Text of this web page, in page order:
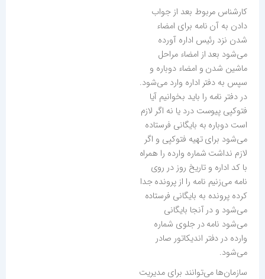
كارشناس مربوط بعد از جواب
دادن به آن نامه برای امضاء
شدن نزد رئیس اداره آورده
می‌شود بعد از امضاء مراحل
ماشین شدن و امضاء دوباره و
سپس به دفتر اداره وارد می‌شود.
در دفتر نامه را باید بخوانیم آیا
فتوكپی پیوست درد یا نه اگر لازم
است دوباره به بایگانی فرستاده
می‌شود برای تهیه فتوكپی و اگر
لازم نداشت شماره وارده را همراه
با كد اداره و تاریخ روز در روی
نامه می‌زنیم نامه را از پرونده جدا
كرده پرونده به بایگانی فرستاده
می‌شود و در آنجا بایگانی
می‌شود نامه در جلوی شماره
وارده در دفتر اندیكاتور صادر
می‌شود.
سازمان‌ها می‌توانند برای مدیریت